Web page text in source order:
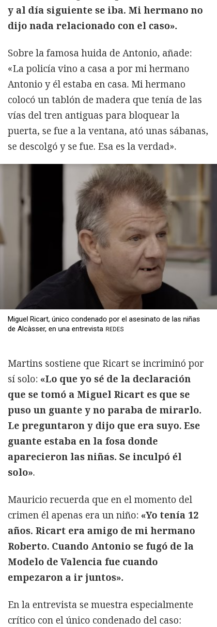
y al día siguiente se iba. Mi hermano no
dijo nada relacionado con el caso».
Sobre la famosa huida de Antonio, añade:
«La policía vino a casa a por mi hermano
Antonio y él estaba en casa. Mi hermano
colocó un tablón de madera que tenía de las
vías del tren antiguas para bloquear la
puerta, se fue a la ventana, ató unas sábanas,
se descolgó y se fue. Esa es la verdad».
Miguel Ricart, único condenado por el asesinato de las niñas
de Alcàsser, en una entrevista REDES
Martins sostiene que Ricart se incriminó por
sí solo: «Lo que yo sé de la declaración
que se tomó a Miguel Ricart es que se
puso un guante y no paraba de mirarlo.
Le preguntaron y dijo que era suyo. Ese
guante estaba en la fosa donde
aparecieron las niñas. Se inculpó él
solo».
Mauricio recuerda que en el momento del
crimen él apenas era un niño: «Yo tenía 12
años. Ricart era amigo de mi hermano
Roberto. Cuando Antonio se fugó de la
Modelo de Valencia fue cuando
empezaron a ir juntos».
En la entrevista se muestra especialmente
crítico con el único condenado del caso: